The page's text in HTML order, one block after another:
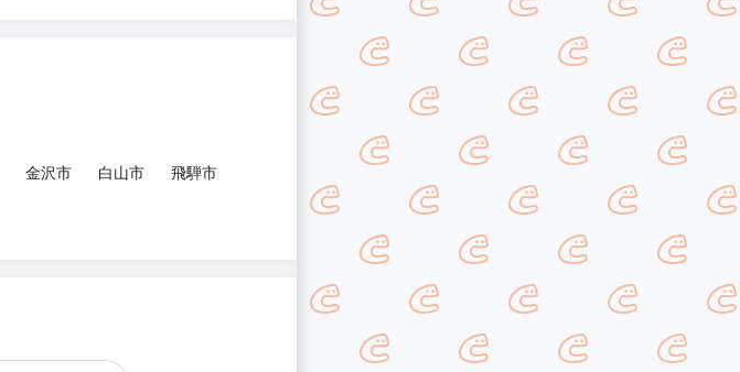
金沢市 白山市
飛騨市